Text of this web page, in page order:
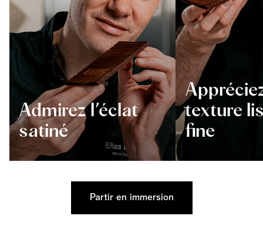
Admirez l’éclat
satiné
texture
fine
Partir en immersion